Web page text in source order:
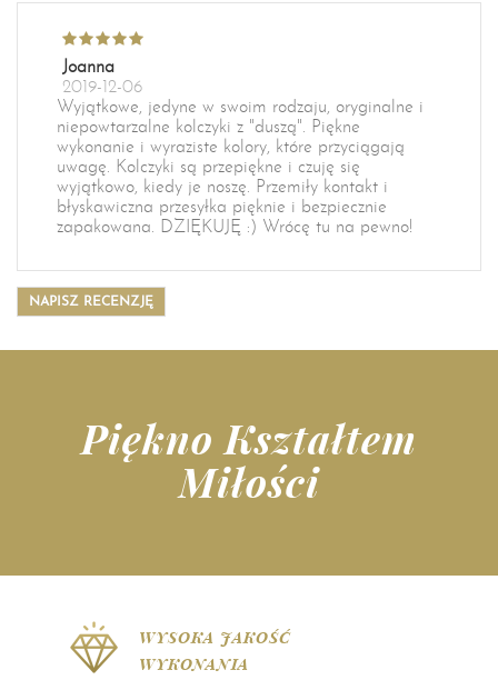
Joanna
2019-12-06
Wyjątkowe, jedyne w swoim rodzaju, oryginalne i
niepowtarzalne kolczyki z "duszą". Piękne
wykonanie i wyraziste kolory, które przyciągają
uwagę. Kolczyki są przepiękne i czuję się
wyjątkowo, kiedy je noszę. Przemiły kontakt i
błyskawiczna przesyłka pięknie i bezpiecznie
zapakowana. DZIĘKUJĘ :) Wrócę tu na pewno!
NAPISZ RECENZJĘ
Piękno Kształtem
Miłości
WYSOKA JAKOŚĆ
WYKONANIA